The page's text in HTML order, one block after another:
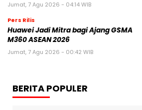
Jumat, 7 Agu 2026 - 04:14 WIB
Pers Rilis
Huawei Jadi Mitra bagi Ajang GSMA
M360 ASEAN 2026
Jumat, 7 Agu 2026 - 00:42 WIB
BERITA POPULER